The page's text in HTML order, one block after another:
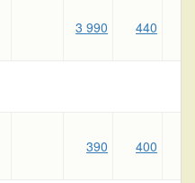
3 990 440
390 400